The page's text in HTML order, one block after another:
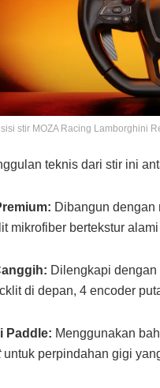
stir MOZA Racing Lamborghini
teknis dari stir ini
Dibangun dengan
mikrofiber bertekstur
Dilengkapi
di depan, 4 encoder
Paddle: Menggunakan
untuk perpindahan gigi